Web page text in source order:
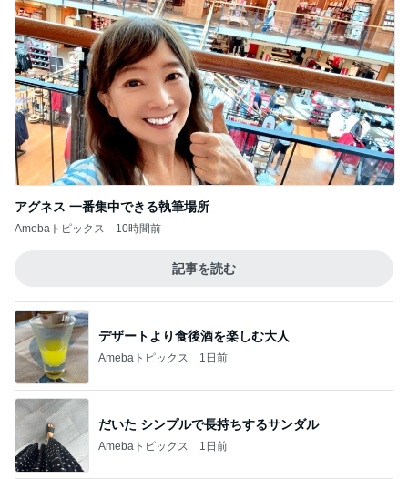
アグネス 一番集中できる執筆場所
Amebaトピックス 10時間前
記事を読む
Amebaトピックス 1日前
だいた シンプルで長持ちするサンダル
Amebaトピックス 1日前
男性陣が戻るまでの私の勉強時間
Amebaトピックス 14時間前